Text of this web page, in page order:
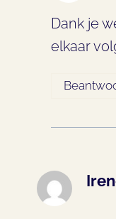
Dank je
elkaar